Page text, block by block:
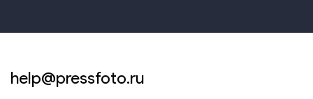
help@pressfoto.ru